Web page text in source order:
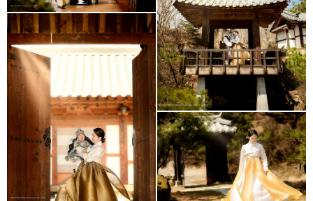
설화원의 화창한 봄날